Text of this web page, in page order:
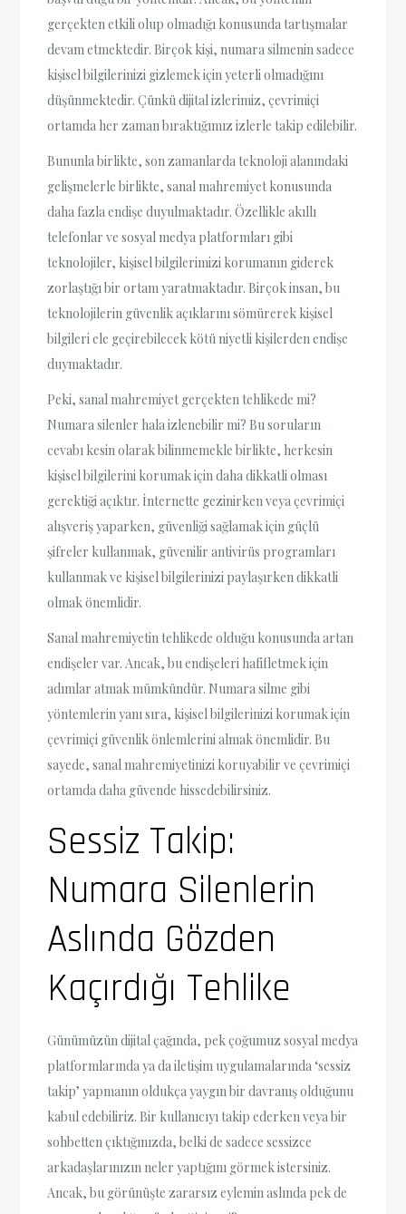
gerçekten etkili olup olmadığı konusunda tartışmalar
devam etmektedir. Birçok kişi, numara silmenin sadece
kişisel bilgilerinizi gizlemek için yeterli olmadığını
düşünmektedir. Çünkü dijital izlerimiz, çevrimiçi
ortamda her zaman bıraktığımız izlerle takip edilebilir.
Bununla birlikte, son zamanlarda teknoloji alanındaki
gelişmelerle birlikte, sanal mahremiyet konusunda
daha fazla endişe duyulmaktadır. Özellikle akıllı
telefonlar ve sosyal medya platformları gibi
teknolojiler, kişisel bilgilerimizi korumanın giderek
zorlaştığı bir ortam yaratmaktadır. Birçok insan, bu
teknolojilerin güvenlik açıklarını sömürerek kişisel
bilgileri ele geçirebilecek kötü niyetli kişilerden endişe
duymaktadır.
Peki, sanal mahremiyet gerçekten tehlikede mi?
Numara silenler hala izlenebilir mi? Bu soruların
cevabı kesin olarak bilinmemekle birlikte, herkesin
kişisel bilgilerini korumak için daha dikkatli olması
gerektiği açıktır. İnternette gezinirken veya çevrimiçi
alışveriş yaparken, güvenliği sağlamak için güçlü
şifreler kullanmak, güvenilir antivirüs programları
kullanmak ve kişisel bilgilerinizi paylaşırken dikkatli
olmak önemlidir.
Sanal mahremiyetin tehlikede olduğu konusunda artan
endişeler var. Ancak, bu endişeleri hafifletmek için
adımlar atmak mümkündür. Numara silme gibi
yöntemlerin yanı sıra, kişisel bilgilerinizi korumak için
çevrimiçi güvenlik önlemlerini almak önemlidir. Bu
sayede, sanal mahremiyetinizi koruyabilir ve çevrimiçi
ortamda daha güvende hissedebilirsiniz.
Sessiz Takip:
Numara Silenlerin
Aslında Gözden
Kaçırdığı Tehlike
Günümüzün dijital çağında, pek çoğumuz sosyal medya
platformlarında ya da iletişim uygulamalarında ‘sessiz
takip’ yapmanın oldukça yaygın bir davranış olduğunu
kabul edebiliriz. Bir kullanıcıyı takip ederken veya bir
sohbetten çıktığınızda, belki de sadece sessizce
arkadaşlarınızın neler yaptığını görmek istersiniz.
Ancak, bu görünüşte zararsız eylemin aslında pek de